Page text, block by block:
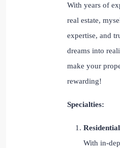
With years of
real estate,
expertise, and
dreams into
make your
rewarding!
Specialties:
With in-